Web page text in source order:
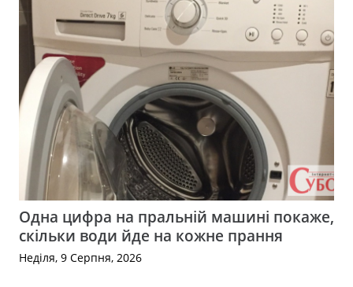
Одна цифра на пральній машині покаже,
скільки води йде на кожне прання
Неділя, 9 Серпня, 2026